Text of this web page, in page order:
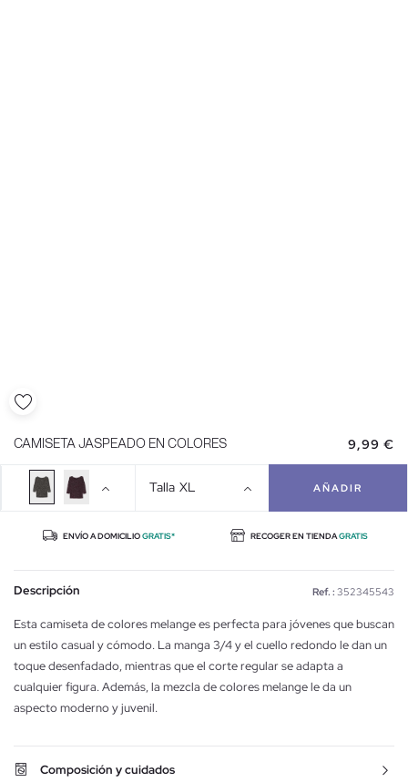
CAMISETA JASPEADO EN COLORES 9,99 €
Talla XL AÑADIR
ENVÍO A DOMICILIOGRATIS* RECOGER EN TIENDAGRATIS
Descripción Ref. : 352345543
Esta camiseta de colores melange es perfecta para jóvenes que buscan
un estilo casual y cómodo. La manga 3/4 y el cuello redondo le dan un
toque desenfadado, mientras que el corte regular se adapta a
cualquier figura. Además, la mezcla de colores melange le da un
aspecto moderno y juvenil.
Composición y cuidados